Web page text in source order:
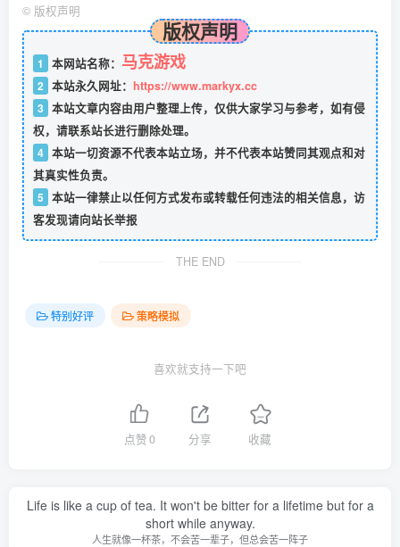
© 版权声明
版权声明
1 本网站名称： 马克游戏
2 本站永久网址： https://www.markyx.cc
3 本站文章内容由用户整理上传，仅供大家学习与参考，如有侵
权，请联系站长进行删除处理。
4 本站一切资源不代表本站立场，并不代表本站赞同其观点和对
其真实性负责。
5 本站一律禁止以任何方式发布或转载任何违法的相关信息，访
客发现请向站长举报
THE END
特别好评 策略模拟
喜欢就支持一下吧
点赞0 分享 收藏
Life is like a cup of tea. It won't be bitter for a lifetime but for a
short while anyway.
人生就像一杯茶，不会苦一辈子，但总会苦一阵子